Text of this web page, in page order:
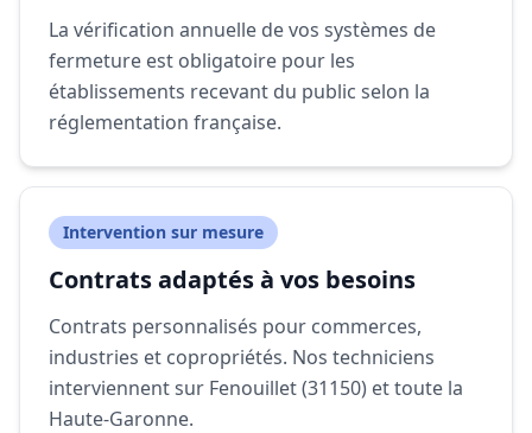
La vérification annuelle de vos systèmes de
fermeture est obligatoire pour les
établissements recevant du public selon la
réglementation française.
Intervention sur mesure
Contrats adaptés à vos besoins
Contrats personnalisés pour commerces,
industries et copropriétés. Nos techniciens
interviennent sur Fenouillet (31150) et toute la
Haute-Garonne.